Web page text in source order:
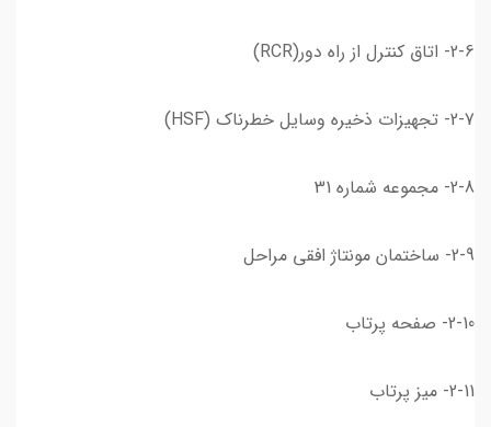
2-6- اتاق کنترل از راه دور(RCR)
2-7- تجهیزات ذخیره وسایل خطرناک (HSF)
2-8- مجموعه شماره 31
2-9- ساختمان مونتاژ افقی مراحل
2-10- صفحه پرتاب
2-11- میز پرتاب